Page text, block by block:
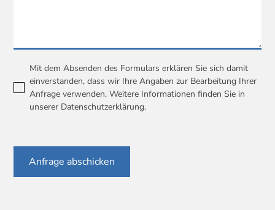
Mit dem Absenden des Formulars erklären Sie sich damit
einverstanden, dass wir Ihre Angaben zur Bearbeitung Ihrer
Anfrage verwenden. Weitere Informationen finden Sie in
unserer Datenschutzerklärung.